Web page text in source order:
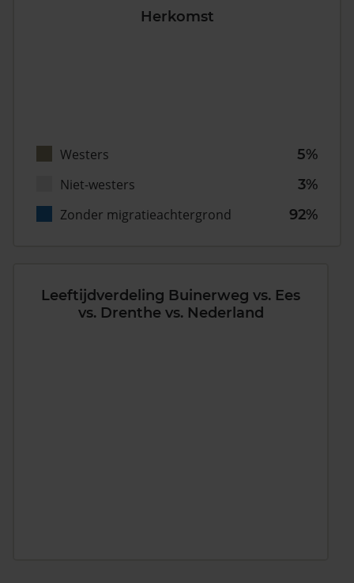
Herkomst
Westers
5%
Niet-westers
3%
Zonder migratieachtergrond
92%
Leeftijdverdeling Buinerweg vs. Ees
vs. Drenthe vs. Nederland